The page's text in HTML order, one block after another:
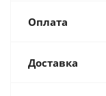
Оплата
Доставка